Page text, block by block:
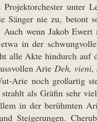
unter
Sänger nie zu, betont
wenn Jakob
in der
alle Akte hindurch auf
Arie Deh, vieni,
Arie noch großartig
als Gräfin sehr
in der berühmten
Steigerungen.